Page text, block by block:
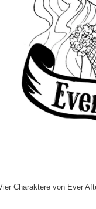
Charaktere von Ever